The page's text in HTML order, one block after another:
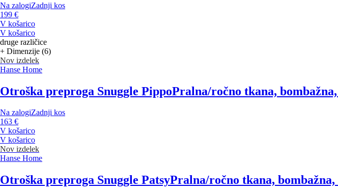
Na zalogiZadnji kos
199 €
V košarico
V košarico
druge različice
+ Dimenzije (6)
Nov izdelek
Hanse Home
Otroška preproga Snuggle PippoPralna/ročno tkana,
Na zalogiZadnji kos
163 €
V košarico
V košarico
Nov izdelek
Hanse Home
Otroška preproga Snuggle PatsyPralna/ročno tkana,